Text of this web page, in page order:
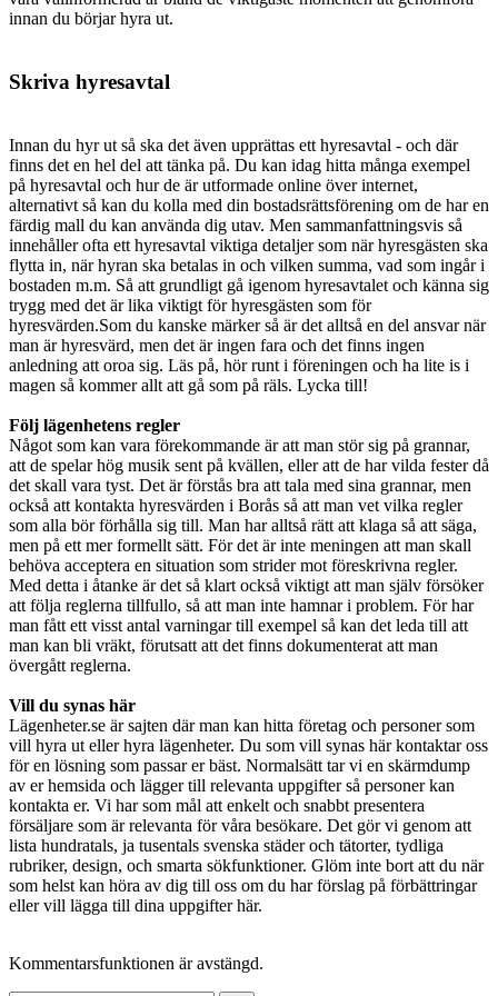
innan du börjar hyra ut.
Skriva hyresavtal
Innan du hyr ut så ska det även upprättas ett hyresavtal - och där
finns det en hel del att tänka på. Du kan idag hitta många exempel
på hyresavtal och hur de är utformade online över internet,
alternativt så kan du kolla med din bostadsrättsförening om de har en
färdig mall du kan använda dig utav. Men sammanfattningsvis så
innehåller ofta ett hyresavtal viktiga detaljer som när hyresgästen ska
flytta in, när hyran ska betalas in och vilken summa, vad som ingår i
bostaden m.m. Så att grundligt gå igenom hyresavtalet och känna sig
trygg med det är lika viktigt för hyresgästen som för
hyresvärden.Som du kanske märker så är det alltså en del ansvar när
man är hyresvärd, men det är ingen fara och det finns ingen
anledning att oroa sig. Läs på, hör runt i föreningen och ha lite is i
magen så kommer allt att gå som på räls. Lycka till!
Följ lägenhetens regler
Något som kan vara förekommande är att man stör sig på grannar,
att de spelar hög musik sent på kvällen, eller att de har vilda fester då
det skall vara tyst. Det är förstås bra att tala med sina grannar, men
också att kontakta hyresvärden i Borås så att man vet vilka regler
som alla bör förhålla sig till. Man har alltså rätt att klaga så att säga,
men på ett mer formellt sätt. För det är inte meningen att man skall
behöva acceptera en situation som strider mot föreskrivna regler.
Med detta i åtanke är det så klart också viktigt att man själv försöker
att följa reglerna tillfullo, så att man inte hamnar i problem. För har
man fått ett visst antal varningar till exempel så kan det leda till att
man kan bli vräkt, förutsatt att det finns dokumenterat att man
övergått reglerna.
Vill du synas här
Lägenheter.se är sajten där man kan hitta företag och personer som
vill hyra ut eller hyra lägenheter. Du som vill synas här kontaktar oss
för en lösning som passar er bäst. Normalsätt tar vi en skärmdump
av er hemsida och lägger till relevanta uppgifter så personer kan
kontakta er. Vi har som mål att enkelt och snabbt presentera
försäljare som är relevanta för våra besökare. Det gör vi genom att
lista hundratals, ja tusentals svenska städer och tätorter, tydliga
rubriker, design, och smarta sökfunktioner. Glöm inte bort att du när
som helst kan höra av dig till oss om du har förslag på förbättringar
eller vill lägga till dina uppgifter här.
Kommentarsfunktionen är avstängd.